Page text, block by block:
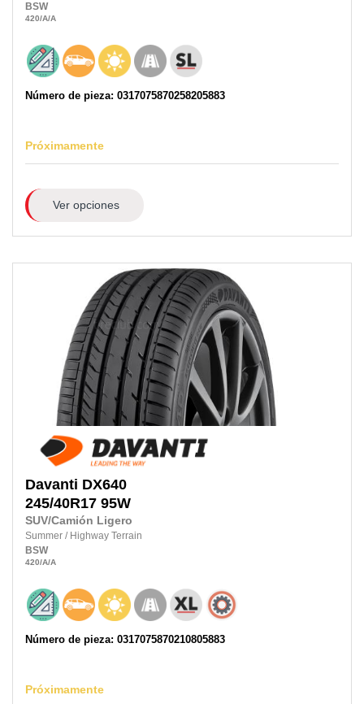
BSW
420/A/A
Número de pieza: 0317075870258205883
Próximamente
Ver opciones
Davanti DX640
245/40R17 95W
SUV/Camión Ligero
Summer / Highway Terrain
BSW
420/A/A
Número de pieza: 0317075870210805883
Próximamente